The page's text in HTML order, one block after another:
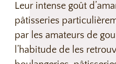
Leur intense goût
pâtisseries
par les amateurs de
l’habitude de les